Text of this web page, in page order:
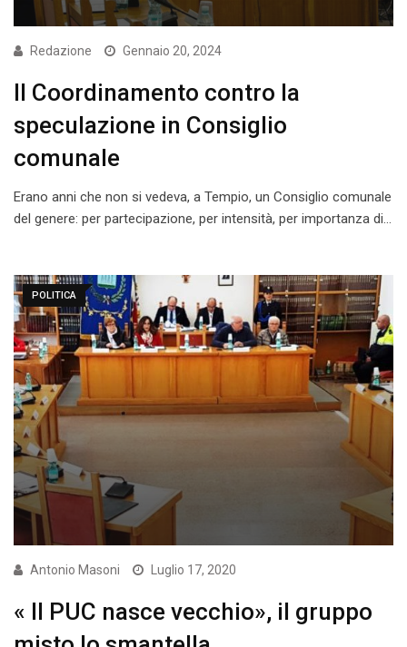
Redazione Gennaio 20, 2024
Il Coordinamento contro la
speculazione in Consiglio
comunale
Erano anni che non si vedeva, a Tempio, un Consiglio comunale
del genere: per partecipazione, per intensità, per importanza di…
POLITICA
Antonio Masoni Luglio 17, 2020
« Il PUC nasce vecchio», il gruppo